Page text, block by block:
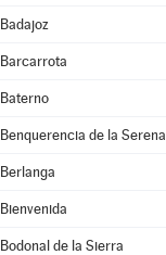
Badajoz
Barcarrota
Baterno
Benquerencia de la Serena
Berlanga
Bienvenida
Bodonal de la Sierra